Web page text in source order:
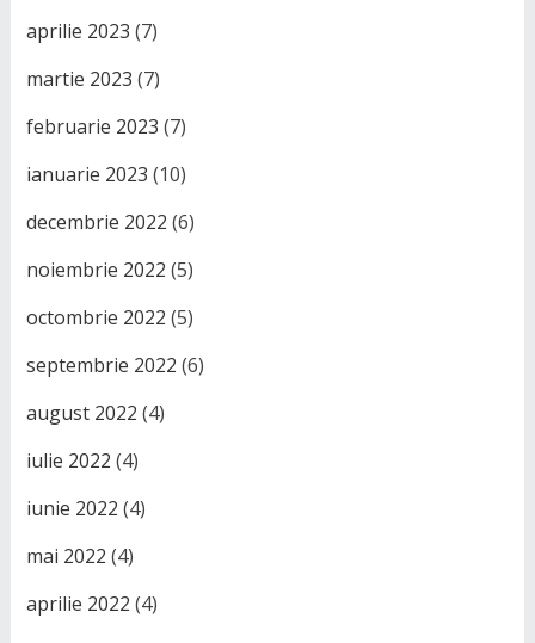
aprilie 2023 (7)
martie 2023 (7)
februarie 2023 (7)
ianuarie 2023 (10)
decembrie 2022 (6)
noiembrie 2022 (5)
octombrie 2022 (5)
septembrie 2022 (6)
august 2022 (4)
iulie 2022 (4)
iunie 2022 (4)
mai 2022 (4)
aprilie 2022 (4)